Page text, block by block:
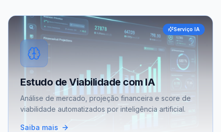
Serviço IA
Estudo de Viabilidade com IA
Análise de mercado, projeção financeira e score de
viabilidade automatizados por inteligência artificial.
Saiba mais